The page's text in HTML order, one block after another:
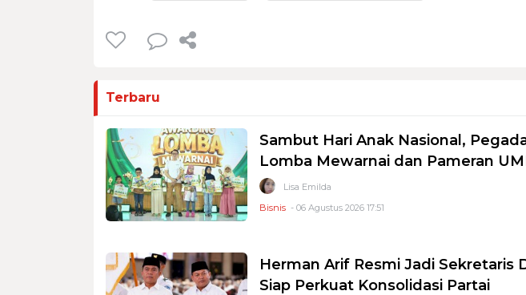
Terbaru
Sambut Hari Anak Nasional,
Lomba Mewarnai dan Pameran
Lisa Emilda
Bisnis - 06 Agustus 2026 17:51
Herman Arif Resmi Jadi Sekretaris
Siap Perkuat Konsolidasi Partai